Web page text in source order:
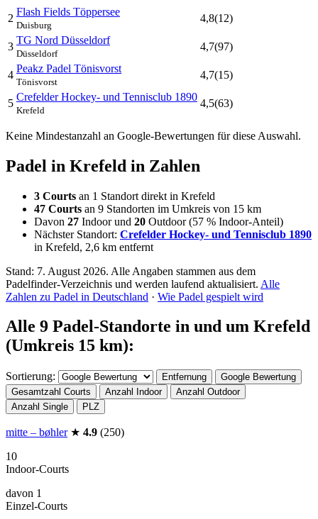
2
Flash Fields Töppersee
Duisburg
4,8(12)
3
TG Nord Düsseldorf
Düsseldorf
4,7(97)
4
Peakz Padel Tönisvorst
Tönisvorst
4,7(15)
5
Crefelder Hockey- und Tennisclub 1890
Krefeld
4,5(63)
Keine Mindestanzahl an Google-Bewertungen für diese Auswahl.
Padel in Krefeld in Zahlen
3 Courts an 1 Standort direkt in Krefeld
47 Courts an 9 Standorten im Umkreis von 15 km
Davon 27 Indoor und 20 Outdoor (57 % Indoor-Anteil)
Nächster Standort: Crefelder Hockey- und Tennisclub 1890
in Krefeld, 2,6 km entfernt
Stand: 7. August 2026. Alle Angaben stammen aus dem
Padelfinder-Verzeichnis und werden laufend aktualisiert. Alle
Zahlen zu Padel in Deutschland · Wie Padel gespielt wird
Alle 9 Padel-Standorte in und um Krefeld
(Umkreis 15 km):
Sortierung: Entfernung
Google Bewertung
Gesamtzahl Courts
Anzahl Indoor
Anzahl Outdoor
Anzahl Single
PLZ
mitte – bøhler ★ 4.9 (250)
10
Indoor-Courts
davon 1
Einzel-Courts